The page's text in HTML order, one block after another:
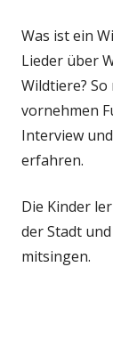
Was ist ein
Lieder über
Wildtiere?
vornehmen
Interview
erfahren.
Die Kinder
der Stadt
mitsingen.